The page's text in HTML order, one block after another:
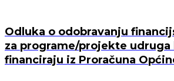
Odluka o odobravanju
za programe/projekte udruga
financiraju iz Proračuna